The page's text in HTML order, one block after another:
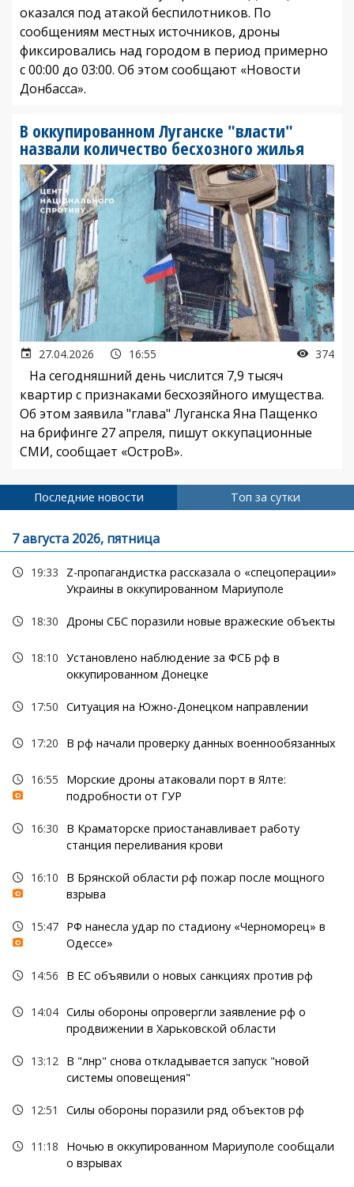
оказался под атакой беспилотников. По
сообщениям местных источников, дроны
фиксировались над городом в период примерно
с 00:00 до 03:00. Об этом сообщают «Новости
Донбасса».
В оккупированном Луганске "власти"
назвали количество бесхозного жилья
27.04.2026 16:55 374
На сегодняшний день числится 7,9 тысяч
квартир с признаками бесхозяйного имущества.
Об этом заявила "глава" Луганска Яна Пащенко
на брифинге 27 апреля, пишут оккупационные
СМИ, сообщает «ОстроВ».
Последние новости Топ за сутки
7 августа 2026, пятница
19:33
Z-пропагандистка рассказала о «спецоперации»
Украины в оккупированном Мариуполе
18:30 Дроны СБС поразили новые вражеские объекты
18:10 Установлено наблюдение за ФСБ рф в
оккупированном Донецке
17:50 Ситуация на Южно-Донецком направлении
17:20 В рф начали проверку данных военнообязанных
16:55
Морские дроны атаковали порт в Ялте:
подробности от ГУР
16:30
В Краматорске приостанавливает работу
станция переливания крови
16:10
В Брянской области рф пожар после мощного
взрыва
15:47 РФ нанесла удар по стадиону «Черноморец» в
Одессе»
14:56 В ЕС объявили о новых санкциях против рф
14:04 Силы обороны опровергли заявление рф о
продвижении в Харьковской области
13:12 В "лнр" снова откладывается запуск "новой
системы оповещения"
12:51 Силы обороны поразили ряд объектов рф
11:18
Ночью в оккупированном Мариуполе сообщали
о взрывах